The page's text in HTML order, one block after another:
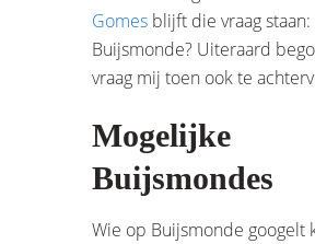
Gomes blijft die vraag staan:
Buijsmonde? Uiteraard
vraag mij toen ook te
Mogelijke
Buijsmondes
Wie op Buijsmonde googelt